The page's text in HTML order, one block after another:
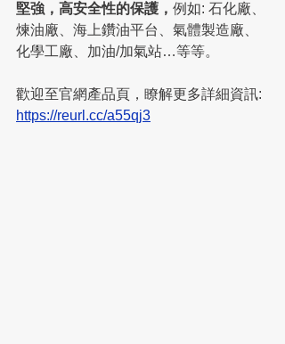
堅強，高安全性的保護， 例如: 石化廠、
煉油廠、海上鑽油平台、氣體製造廠、
化學工廠、加油/加氣站…等等。
歡迎至官網產品頁，瞭解更多詳細資訊:
https://reurl.cc/a55qj3